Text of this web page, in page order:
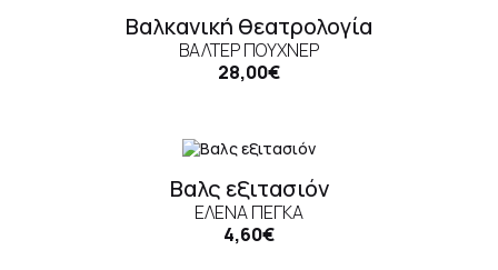
Βαλκανική θεατρολογία
ΒΆΛΤΕΡ ΠΟΎΧΝΕΡ
28,00€
Βαλς εξιτασιόν
ΈΛΕΝΑ ΠΈΓΚΑ
4,60€